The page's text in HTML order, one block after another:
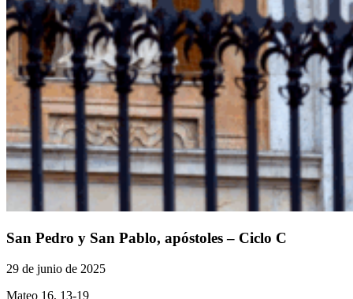
San Pedro y San Pablo, apóstoles – Ciclo C
29 de junio de 2025
Mateo 16, 13-19